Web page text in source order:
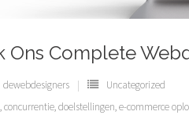
Ons Complete
dewebdesigners
Uncategorized
,concurrentie,doelstellingen,e-commerce